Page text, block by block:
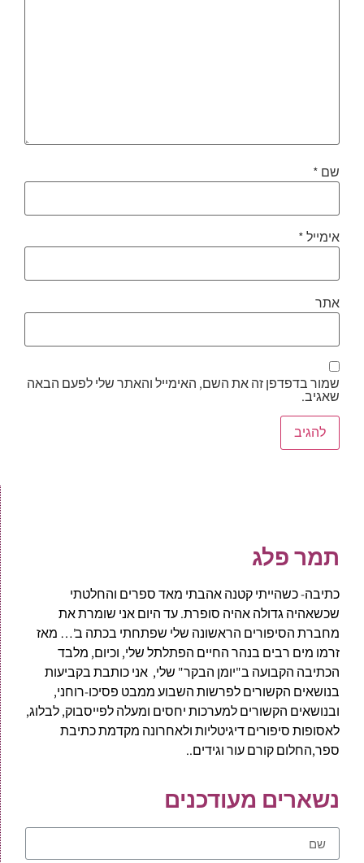
תמר פלג
כתיבה- כשהייתי קטנה אהבתי מאד ספרים והחלטתי
שכשאהיה גדולה אהיה סופרת. עד היום אני שומרת את
מחברת הסיפורים הראשונה שלי שפתחתי בכתה ב'… מאז
זרמו מים רבים בנהר החיים הפתלתל שלי, וכיום, מלבד
הכתיבה הקבועה ב"יומן הבקר" שלי, אני כותבת בקביעות
בנושאים הקשורים לפרשות השבוע ממבט פסיכו-רוחני,
ובנושאים הקשורים למערכות יחסים ומעלה לפייסבוק, לבלוג,
לאסופות סיפורים דיגיטליות ולאחרונה מקדמת כתיבת
ספר,החלום קורם עור וגידים..
נשארים מעודכנים
שם *
אימייל*
אתר
שמור בדפדפן זה את השם, האימייל והאתר שלי לפעם הבאה
שאגיב.